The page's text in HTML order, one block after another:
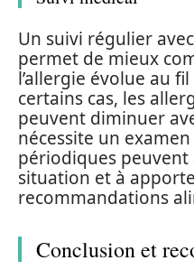
Un suivi régulier
permet de mieux
l’allergie évolue au
certains cas, les
peuvent diminuer
nécessite un
périodiques peuvent
situation et à
recommandations
Conclusion et